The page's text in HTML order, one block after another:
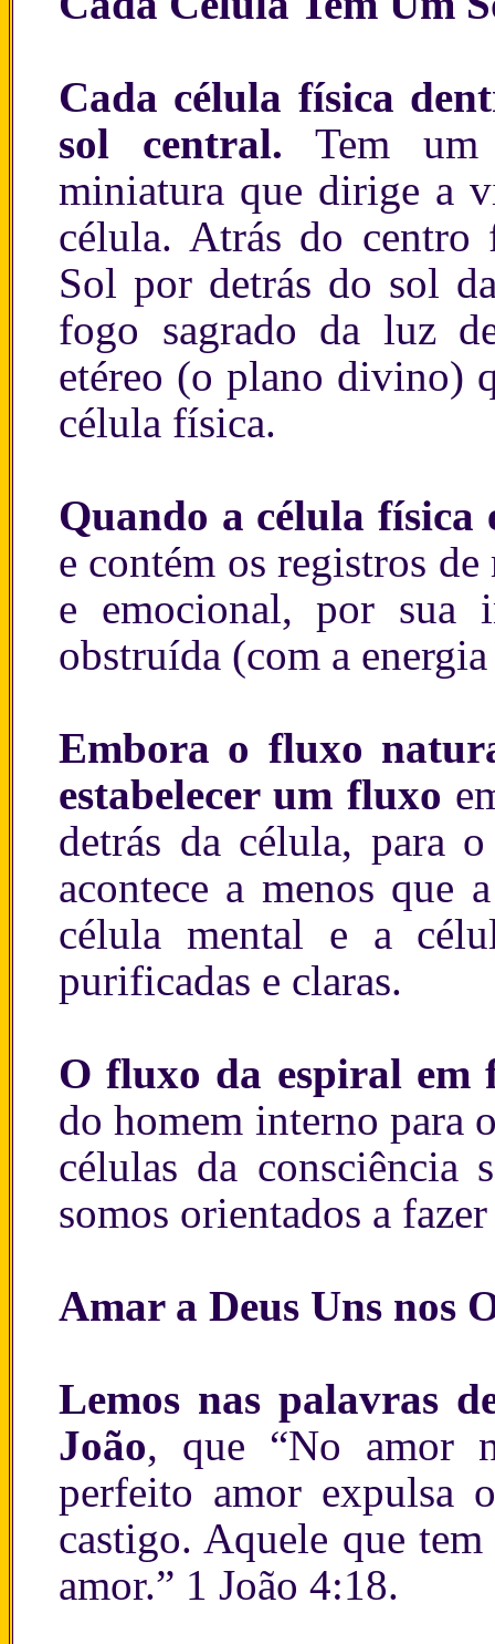
Cada célula física
sol central.Tem
miniatura que dirige a
célula. Atrás do
Sol por detrás do sol
fogo sagrado da luz
etéreo (o plano divino)
célula física.
Quando a célula física
e contém os registros
e emocional, por sua
obstruída (com a
Embora o fluxo
estabelecer um fluxo
detrás da célula, para
acontece a menos que
célula mental e a
purificadas e claras.
O fluxo da espiral em
do homem interno para
células da consciência
somos orientados a
Amar a Deus Uns nos
Lemos nas palavras
João, que “No amor
perfeito amor expulsa
castigo. Aquele que
amor.” 1 João 4:18.